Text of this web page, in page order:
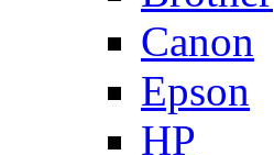
Canon
Epson
HP